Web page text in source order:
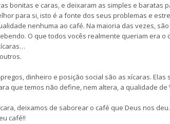
bonitas e caras, e deixaram as simples e baratas
para si, isto é a fonte dos seus problemas e
nenhuma ao café. Na maioria das vezes,
O que todos vocês realmente queriam era o
dinheiro e posição social são as xícaras.
que temos não define, nem altera, a qualidade de
deixamos de saborear o café que Deus nos
café!!